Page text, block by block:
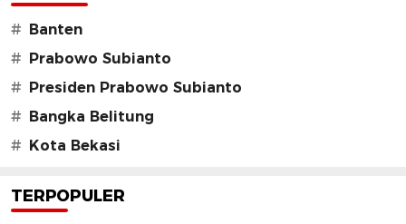
# Banten
# Prabowo Subianto
# Presiden Prabowo Subianto
# Bangka Belitung
# Kota Bekasi
TERPOPULER